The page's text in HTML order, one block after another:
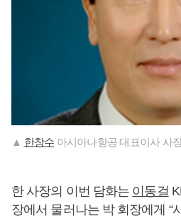
▲ 한창수 아시아나항공 대표이사 사
한 사장의 이번 담화는 이동걸
장에서 물러나는 박 회장에게 “